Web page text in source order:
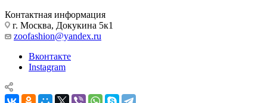
Контактная информация
г. Москва, Докукина 5к1
zoofashion@yandex.ru
Вконтакте
Instagram